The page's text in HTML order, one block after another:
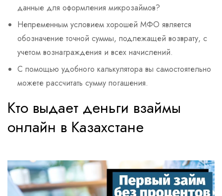
данные для оформления микрозаймов?
Непременным условием хорошей МФО является
обозначение точной суммы, подлежащей возврату, с
учетом вознаграждения и всех начислений.
С помощью удобного калькулятора вы самостоятельно
можете рассчитать сумму погашения.
Кто выдает деньги взаймы
онлайн в Казахстане